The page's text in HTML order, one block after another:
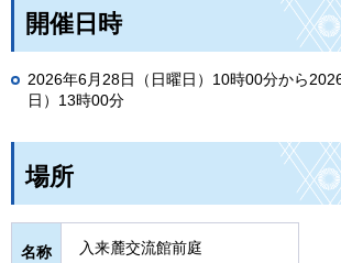
開催日時
2026年6月28日（日曜日）10時00分から
日）13時00分
場所
名称 入来麓交流館前庭